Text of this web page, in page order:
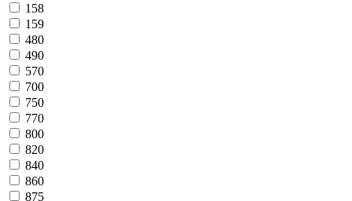
158
159
480
490
570
700
750
770
800
820
840
860
875